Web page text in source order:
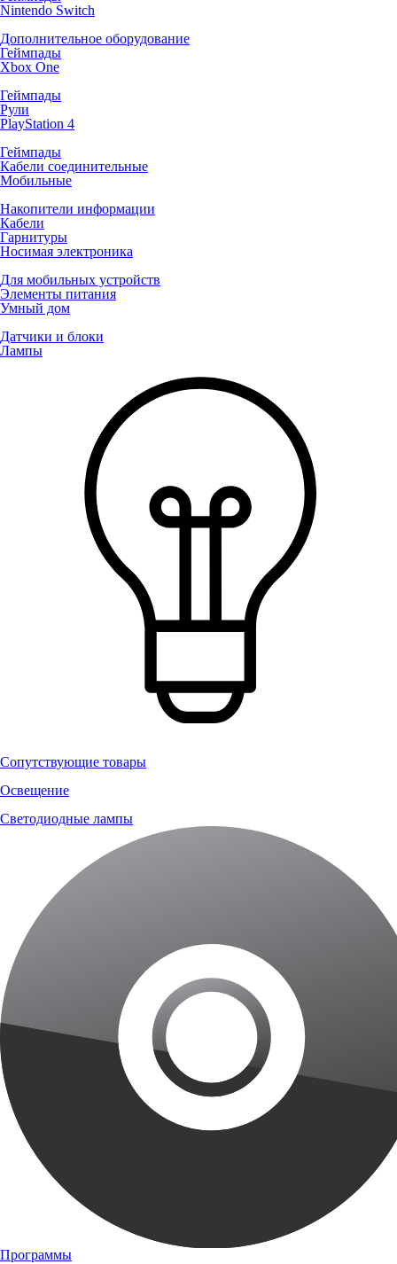
Nintendo Switch
Дополнительное оборудование
Геймпады
Xbox One
Геймпады
Рули
PlayStation 4
Геймпады
Кабели соединительные
Мобильные
Накопители информации
Кабели
Гарнитуры
Носимая электроника
Для мобильных устройств
Элементы питания
Умный дом
Датчики и блоки
Лампы
Сопутствующие товары
Освещение
Светодиодные лампы
Программы